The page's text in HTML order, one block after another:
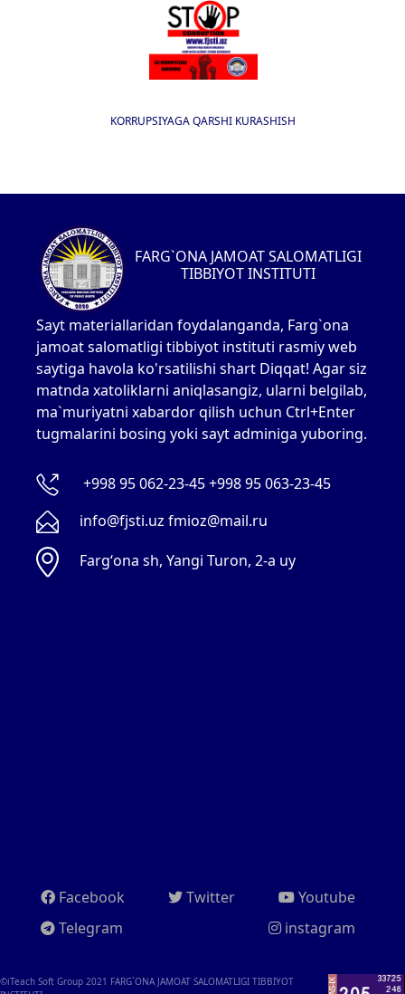
KORRUPSIYAGA QARSHI KURASHISH
FARG`ONA JAMOAT SALOMATLIGI
TIBBIYOT INSTITUTI
Sayt materiallaridan foydalanganda, Farg`ona
jamoat salomatligi tibbiyot instituti rasmiy web
saytiga havola ko'rsatilishi shart Diqqat! Agar siz
matnda xatoliklarni aniqlasangiz, ularni belgilab,
ma`muriyatni xabardor qilish uchun Ctrl+Enter
tugmalarini bosing yoki sayt adminiga yuboring.
+998 95 062-23-45 +998 95 063-23-45
info@fjsti.uz fmioz@mail.ru
Fargʻona sh, Yangi Turon, 2-a uy
Facebook Twitter
Youtube
Telegram
instagram
©iTeach Soft Group 2021 FARG`ONA JAMOAT SALOMATLIGI TIBBIYOT